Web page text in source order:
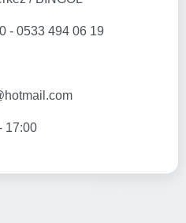
- 0533 494 06 19
17:00